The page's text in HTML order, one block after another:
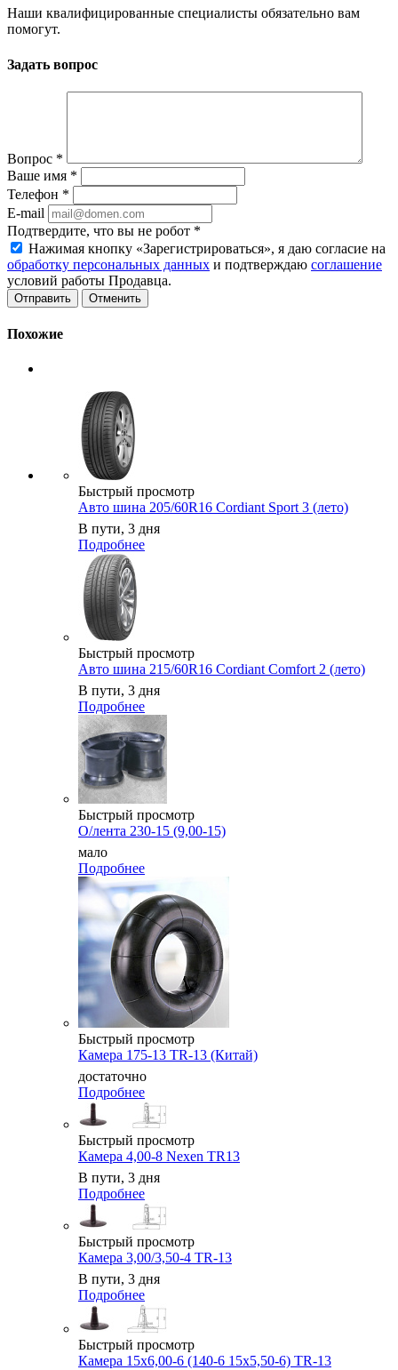
Наши квалифицированные специалисты обязательно вам
помогут.
Задать вопрос
Вопрос *
Ваше имя *
Телефон *
E-mail
Подтвердите, что вы не робот *
Нажимая кнопку «Зарегистрироваться», я даю согласие на
обработку персональных данных и подтверждаю соглашение
условий работы Продавца.
Отменить
Похожие
Быстрый просмотр
Авто шина 205/60R16 Cordiant Sport 3 (лето)
В пути, 3 дня
Подробнее
Быстрый просмотр
Авто шина 215/60R16 Cordiant Comfort 2 (лето)
В пути, 3 дня
Подробнее
Быстрый просмотр
О/лента 230-15 (9,00-15)
мало
Подробнее
Быстрый просмотр
Камера 175-13 TR-13 (Китай)
достаточно
Подробнее
Быстрый просмотр
Камера 4,00-8 Nexen TR13
В пути, 3 дня
Подробнее
Быстрый просмотр
Камера 3,00/3,50-4 TR-13
В пути, 3 дня
Подробнее
Быстрый просмотр
Камера 15x6,00-6 (140-6 15x5,50-6) TR-13